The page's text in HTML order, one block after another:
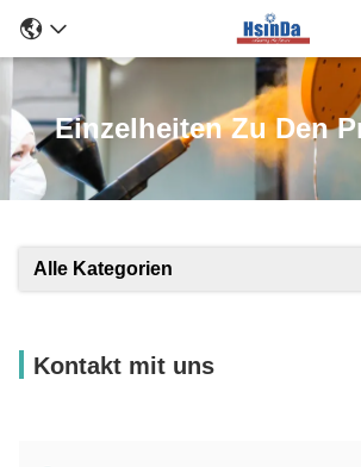
Einzelheiten Zu Den
Alle Kategorien
Kontakt mit uns